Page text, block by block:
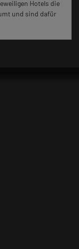
Hotels die
und sind dafür